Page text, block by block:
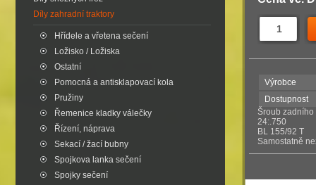
Díly zahradní traktory
Hřídele a vřetena sečení
Ložisko / Ložiska
Ostatní
Pomocná a antisklapovací kola
Pružiny
Řemenice kladky válečky
Řízení, náprava
Sekací / žací bubny
Spojkova lanka sečení
Spojky sečení
Výrobce
Dostupnost
Šroub zadního
24:.750
BL 155/92 T
Samostatně